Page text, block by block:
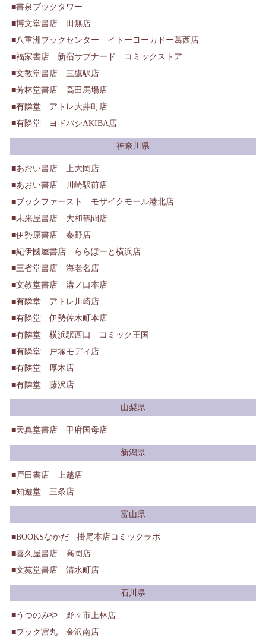
書泉ブックタワー
博文堂書店 田無店
八重洲ブックセンター イトーヨーカドー葛西店
福家書店 新宿サブナード コミックストア
文教堂書店 三鷹駅店
芳林堂書店 高田馬場店
有隣堂 アトレ大井町店
有隣堂 ヨドバシAKIBA店
神奈川県
あおい書店 上大岡店
あおい書店 川崎駅前店
ブックファースト モザイクモール港北店
未来屋書店 大和鶴間店
伊勢原書店 秦野店
紀伊國屋書店 ららぽーと横浜店
三省堂書店 海老名店
文教堂書店 溝ノ口本店
有隣堂 アトレ川崎店
有隣堂 伊勢佐木町本店
有隣堂 横浜駅西口 コミック王国
有隣堂 戸塚モディ店
有隣堂 厚木店
有隣堂 藤沢店
山梨県
天真堂書店 甲府国母店
新潟県
戸田書店 上越店
知遊堂 三条店
富山県
BOOKSなかだ 掛尾本店コミックラボ
喜久屋書店 高岡店
文苑堂書店 清水町店
石川県
うつのみや 野々市上林店
ブック宮丸 金沢南店